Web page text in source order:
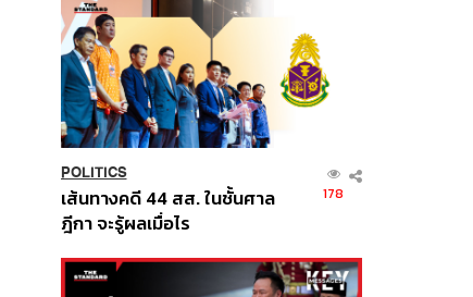
POLITICS
เส้นทางคดี 44 สส. ในชั้นศาล
ฎีกา จะรู้ผลเมื่อไร
178